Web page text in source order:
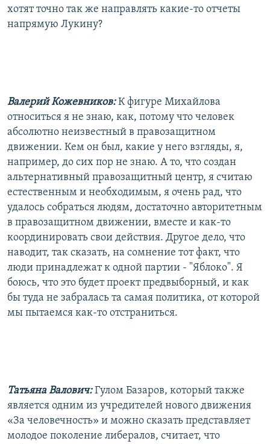
хотят точно так же направлять какие-то отчеты
напрямую Лукину?
Валерий Кожевников:К фигуре Михайлова
относиться я не знаю, как, потому что человек
абсолютно неизвестный в правозащитном
движении. Кем он был, какие у него взгляды, я,
например, до сих пор не знаю. А то, что создан
альтернативный правозащитный центр, я считаю
естественным и необходимым, я очень рад, что
удалось собраться людям, достаточно авторитетным
в правозащитном движении, вместе и как-то
координировать свои действия. Другое дело, что
наводит, так сказать, на сомнение тот факт, что
люди принадлежат к одной партии - "Яблоко". Я
боюсь, что это будет проект предвыборный, и как
бы туда не забралась та самая политика, от которой
мы пытаемся как-то отстраниться.
Татьяна Валович:Гулом Базаров, который также
является одним из учредителей нового движения
«За человечность» и можно сказать представляет
молодое поколение либералов, считает, что